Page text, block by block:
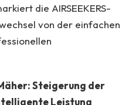
die AIRSEEKERS-
von der einfachen
Steigerung der
Leistung